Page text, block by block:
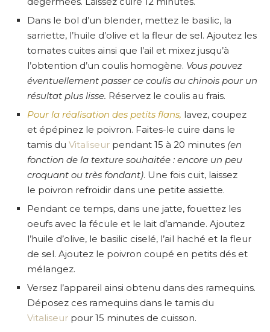
Dans le bol d’un blender, mettez le basilic, la
sarriette, l’huile d’olive et la fleur de sel. Ajoutez les
tomates cuites ainsi que l’ail et mixez jusqu’à
l’obtention d’un coulis homogène. Vous pouvez
éventuellement passer ce coulis au chinois pour un
résultat plus lisse. Réservez le coulis au frais.
Pour la réalisation des petits flans, lavez, coupez
et épépinez le poivron. Faites-le cuire dans le
tamis du Vitaliseur pendant 15 à 20 minutes (en
fonction de la texture souhaitée : encore un peu
croquant ou très fondant). Une fois cuit, laissez
le poivron refroidir dans une petite assiette.
Pendant ce temps, dans une jatte, fouettez les
oeufs avec la fécule et le lait d’amande. Ajoutez
l’huile d’olive, le basilic ciselé, l’ail haché et la fleur
de sel. Ajoutez le poivron coupé en petits dés et
mélangez.
Versez l’appareil ainsi obtenu dans des ramequins.
Déposez ces ramequins dans le tamis du
Vitaliseur pour 15 minutes de cuisson.